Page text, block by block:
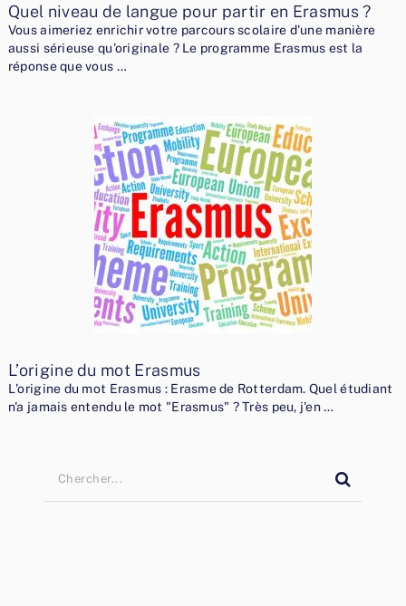
Quel niveau de langue pour partir en Erasmus ?
Vous aimeriez enrichir votre parcours scolaire d'une manière
aussi sérieuse qu'originale ? Le programme Erasmus est la
réponse que vous …
L’origine du mot Erasmus
L'origine du mot Erasmus : Erasme de Rotterdam. Quel étudiant
n'a jamais entendu le mot "Erasmus" ? Très peu, j'en …